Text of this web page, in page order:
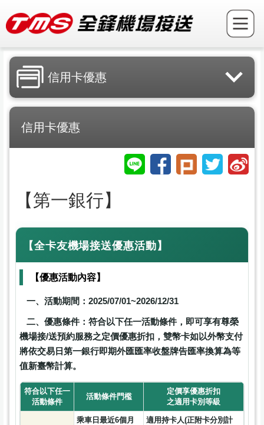
信用卡優惠
信用卡優惠
【第一銀行】
【全卡友機場接送優惠活動】
【優惠活動內容】
一、活動期間：2025/07/01~2026/12/31
二、優惠條件：符合以下任一活動條件，即可享有尊榮
機場接/送預約服務之定價優惠折扣，雙幣卡如以外幣支付
將依交易日第一銀行即期外匯匯率收盤牌告匯率換算為等
值新臺幣計算。
符合以下任一
活動條件
活動條件門檻
定價享優惠折扣
之適用卡別等級
乘車日最近6個月
適用持卡人(正附卡分別計